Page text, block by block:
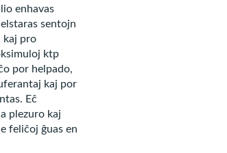
donu
en
enhavas
sentojn
kaj pro
ktp
por helpado,
kaj por
Eĉ
plezuro kaj
feliĉoj ĝuas en